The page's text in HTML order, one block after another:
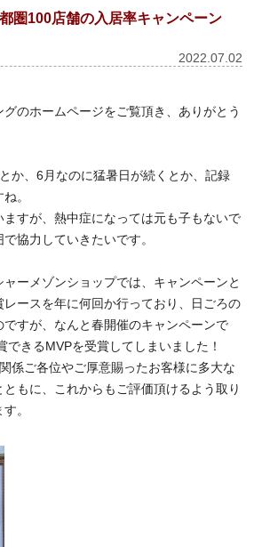
圏100店舗の入居率キャンペーン
2022.07.02
のホームページをご覧頂き、ありがとう
か、6月なのに猛暑日が続くとか、記録
。
すが、熱中症になっては元も子もないで
協力していきたいです。
ーメゾンショップでは、キャンペーンと
ースを年に何回か行っており、日ごろの
すが、なんと春開催のキャンペーンで
できるMVPを受賞してしまいました！
係ご各位やご厚意賜ったお客様に多大な
もに、これからもご評価頂けるよう取り
。